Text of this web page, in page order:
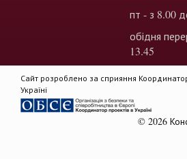
пт - з 8.00
обідня
13.45
Сайт розроблено за сприяння
Україні
© 2026